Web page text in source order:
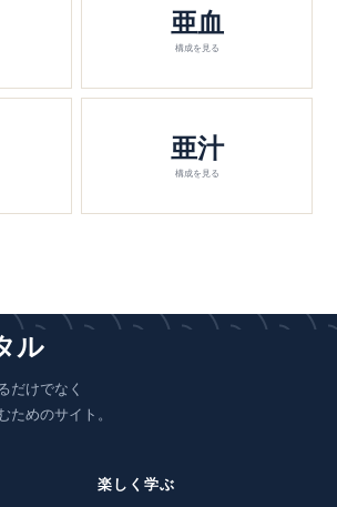
亜血
構成を見る
亜汁
構成を見る
ル
だけでなく
ためのサイト。
楽しく学ぶ